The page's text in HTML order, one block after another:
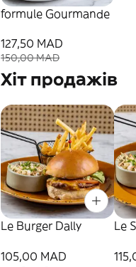
formule Gourmande
127,50 MAD
150,00 MAD
Хіт продажів
Le Burger Dally
105,00 MAD
Le